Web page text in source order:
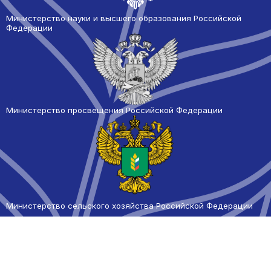
Министерство науки и высшего образования Российской
Федерации
Министерство просвещения Российской Федерации
Министерство сельского хозяйства Российской Федерации